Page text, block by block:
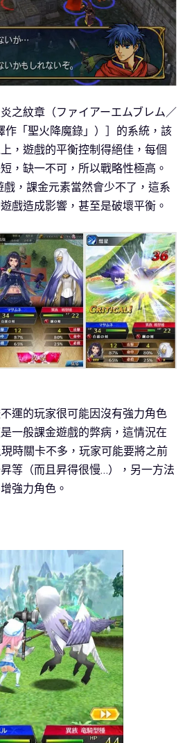
之紋章（ファイアーエムブレム／
作「聖火降魔錄」）］的系統，該
，遊戲的平衡控制得絕佳，每個
，缺一不可，所以戰略性極高。
，課金元素當然會少不了，這系
戲造成影響，甚至是破壞平衡。
運的玩家很可能因沒有強力角色
一般課金遊戲的弊病，這情況在
時關卡不多，玩家可能要將之前
等（而且昇得很慢…），另一方法
強力角色。